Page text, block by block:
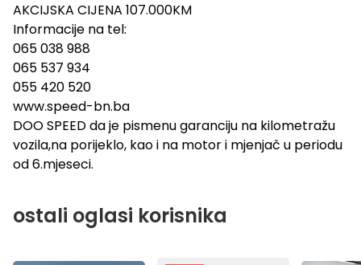
AKCIJSKA CIJENA 107.000KM
Informacije na tel:
065 038 988
065 537 934
055 420 520
www.speed-bn.ba
DOO SPEED da je pismenu garanciju na kilometražu
vozila,na porijeklo, kao i na motor i mjenjač u periodu
od 6.mjeseci.
ostali oglasi korisnika